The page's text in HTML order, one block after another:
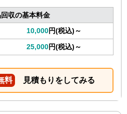
収の基本料金
10,000円(税込)～
25,000円(税込)～
料 見積もりをしてみる